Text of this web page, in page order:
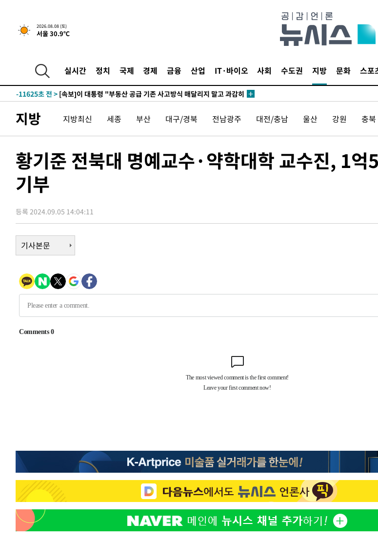
2026.08.08 (토)
서울 30.9℃
실시간 정치 국제 경제 금융 산업 IT·바이오 사회 수도권 지방 문화 스포
3시간 전 >[속보]규제합리화위원회 부위원장에 김태유 서울대 공대 교수…이병태
후임
-19175초 전 >이강인, 폭염 속 AT마드리드 첫 훈련…80명 식사 대접까지(종합)
하향수정 (2보)
-15762초 전 >
[속보] 미 사업체, 일자리 7월에 2.3만 개 줄어…실업률은 4.1%로
-11625초 전 >
실천"
-10710초 전 > 이란, "오만과 '중앙 단일 루트' 합의…북쪽 인바운드·남쪽 아웃바
-2242초 전 >
[속보]이 대통령, '호우피해' 안동·의성 관할 4개 면 특별재난지역 선
-2205초 전 >[단독]중수청 지원 검사들, 정원 초과 시 낮은 계급 임용…희망지 못
25분 전 >
SK하이닉스, 용인·청주 팹에 54조 투자…"AI 메모리 수요 선제 대응"
1시간 전 >여자배구 이재영·이다영 자매, 아제르바이잔 투란VC 입단
1시간 전 >외국인 심판 성 접대 7경기 들여다보니…한국 축구 '5승 2무'
1시간 전 >[속보]코스피, 6200선 약보합…0.60% 내린 6258.77에 마쳐
1시간 전 >[속보] 노원서 40.1도 관측…서울, 2018년 이후 첫 40도
2시간 전 >[속보]종합특검, '계엄 수용공간 확보' 신용해 前교정본부장 기소
2시간 전 > 외신들도 주목한 韓축구 파문…"국민적 공분에 수사 재개"
2시간 전 >11시간 압수수색에 성접대 파문까지…'쑥대밭' 된 축구협회
후임
[속보]이 대통령 "부동산 공급 기존 사고방식 매달리지 말고 과감히
이란, "오만과 '중앙 단일 루트' 합의…북쪽 인바운드·남쪽 아웃바
"낮 기온 소폭 하락"…수도권 폭염중대경보, 폭염경보로 하향
1시간 전 >여자배구 이재영·이다영 자매, 아제르바이잔 투란VC 입단
1시간 전 >
외국인 심판 성 접대 7경기 들여다보니…한국 축구 '5승 2무'
1시간 전 >[속보]코스피, 6200선 약보합…0.60% 내린 6258.77에 마쳐
1시간 전 >[속보]원·달러 환율, 7.7원 내린 1416.1원 마감
1시간 전 >
[속보] 노원서 40.1도 관측…서울, 2018년 이후 첫 40도
2시간 전 >[속보]종합특검, '계엄 수용공간 확보' 신용해 前교정본부장 기소
지방 지방최신 세종 부산 대구/경북 전남광주 대전/충남 울산 강원 충북
황기준 전북대 명예교수·약학대학 교수진, 1억
기부
등록 2024.09.05 14:04:11
기사본문
2
외
국
3
SK
분
4
[속